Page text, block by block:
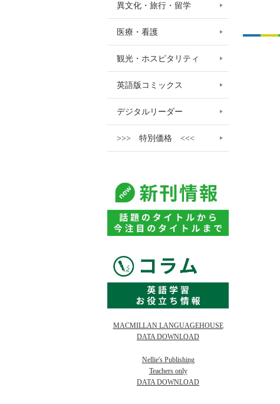
異文化・旅行・留学
医療・看護
観光・ホスピタリティ
英語版コミックス
デジタルリーダー
>>> 特別価格 <<<
MACMILLAN LANGUAGEHOUSE
DATA DOWNLOAD
Nellie's Publishing
Teachers only
DATA DOWNLOAD